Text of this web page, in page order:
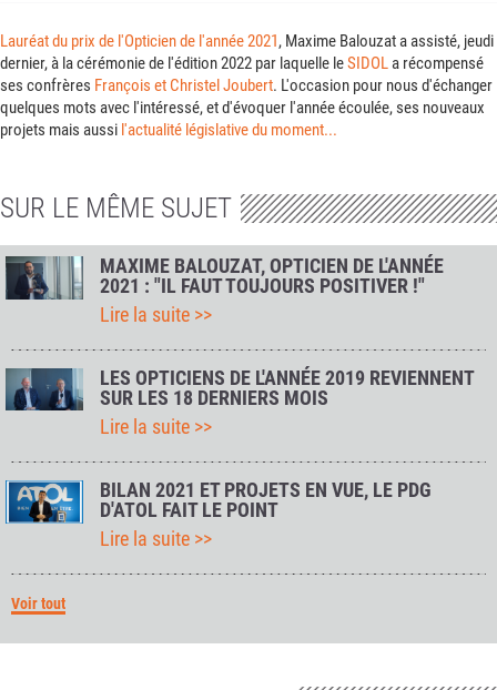
Lauréat du prix de l'Opticien de l'année 2021, Maxime Balouzat a assisté, jeudi
dernier, à la cérémonie de l'édition 2022 par laquelle leSIDOLa récompensé
ses confrères François et Christel Joubert. L'occasion pour nous d'échanger
quelques mots avec l'intéressé, et d'évoquer l'année écoulée, ses nouveaux
projets mais aussi l'actualité législative du moment...
SUR LE MÊME SUJET
MAXIME BALOUZAT, OPTICIEN DE L'ANNÉE
2021 : "IL FAUT TOUJOURS POSITIVER !"
Lire la suite >>
LES OPTICIENS DE L'ANNÉE 2019 REVIENNENT
SUR LES 18 DERNIERS MOIS
Lire la suite >>
BILAN 2021 ET PROJETS EN VUE, LE PDG
D'ATOL FAIT LE POINT
Lire la suite >>
Voir tout